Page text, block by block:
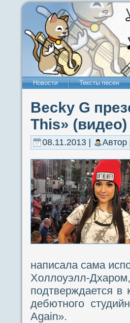
Новости Тексты песен
Becky G
This» (видео)
08.11.2013 | Автор
написала сама
Холлоуэлл-
подтверждается в
дебютного
Again».